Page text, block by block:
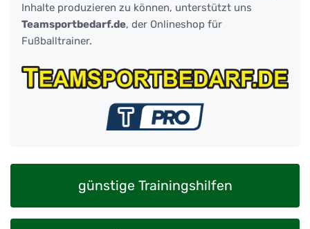
Inhalte produzieren zu können, unterstützt uns
Teamsportbedarf.de, der Onlineshop für
Fußballtrainer.
günstige Trainingshilfen